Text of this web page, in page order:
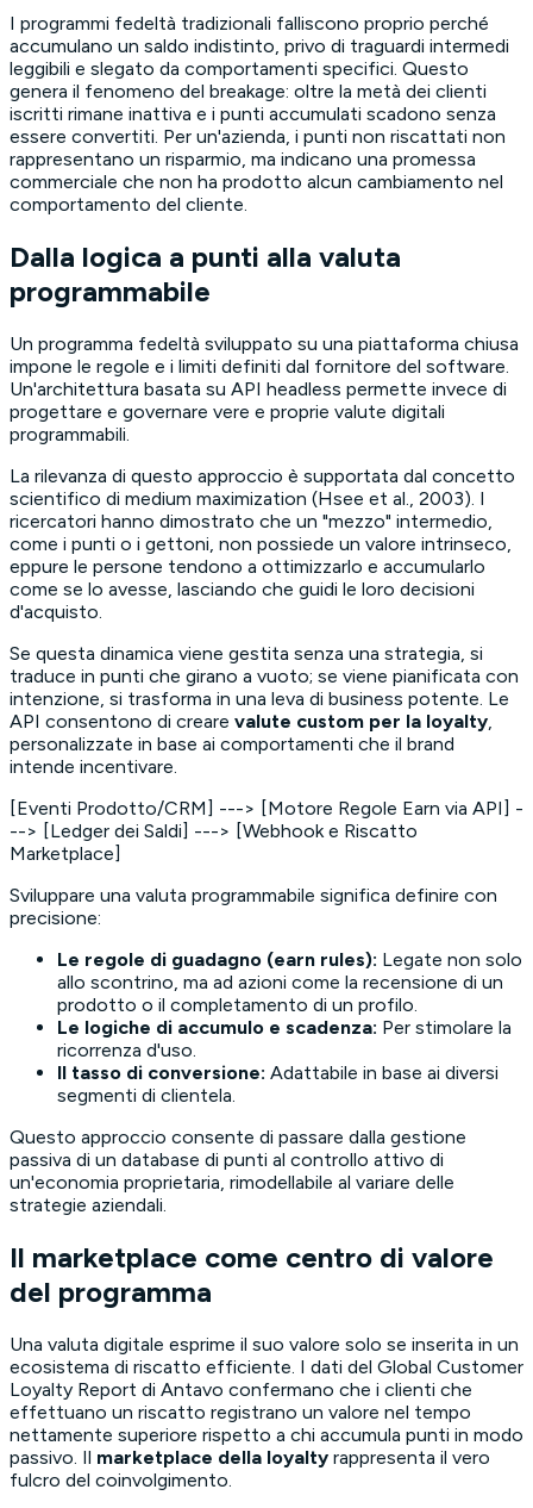
I programmi fedeltà tradizionali falliscono proprio perché
accumulano un saldo indistinto, privo di traguardi intermedi
leggibili e slegato da comportamenti specifici. Questo
genera il fenomeno del breakage: oltre la metà dei clienti
iscritti rimane inattiva e i punti accumulati scadono senza
essere convertiti. Per un'azienda, i punti non riscattati non
rappresentano un risparmio, ma indicano una promessa
commerciale che non ha prodotto alcun cambiamento nel
comportamento del cliente.
Dalla logica a punti alla valuta
programmabile
Un programma fedeltà sviluppato su una piattaforma chiusa
impone le regole e i limiti definiti dal fornitore del software.
Un'architettura basata su API headless permette invece di
progettare e governare vere e proprie valute digitali
programmabili.
La rilevanza di questo approccio è supportata dal concetto
scientifico di medium maximization (Hsee et al., 2003). I
ricercatori hanno dimostrato che un "mezzo" intermedio,
come i punti o i gettoni, non possiede un valore intrinseco,
eppure le persone tendono a ottimizzarlo e accumularlo
come se lo avesse, lasciando che guidi le loro decisioni
d'acquisto.
Se questa dinamica viene gestita senza una strategia, si
traduce in punti che girano a vuoto; se viene pianificata con
intenzione, si trasforma in una leva di business potente. Le
API consentono di creare valute custom per la loyalty,
personalizzate in base ai comportamenti che il brand
intende incentivare.
[Eventi Prodotto/CRM] ---> [Motore Regole Earn via API] -
--> [Ledger dei Saldi] ---> [Webhook e Riscatto
Marketplace]
Sviluppare una valuta programmabile significa definire con
precisione:
Le regole di guadagno (earn rules): Legate non solo
allo scontrino, ma ad azioni come la recensione di un
prodotto o il completamento di un profilo.
Le logiche di accumulo e scadenza: Per stimolare la
ricorrenza d'uso.
Il tasso di conversione: Adattabile in base ai diversi
segmenti di clientela.
Questo approccio consente di passare dalla gestione
passiva di un database di punti al controllo attivo di
un'economia proprietaria, rimodellabile al variare delle
strategie aziendali.
Il marketplace come centro di valore
del programma
Una valuta digitale esprime il suo valore solo se inserita in un
ecosistema di riscatto efficiente. I dati del Global Customer
Loyalty Report di Antavo confermano che i clienti che
effettuano un riscatto registrano un valore nel tempo
nettamente superiore rispetto a chi accumula punti in modo
passivo. Il marketplace della loyalty rappresenta il vero
fulcro del coinvolgimento.